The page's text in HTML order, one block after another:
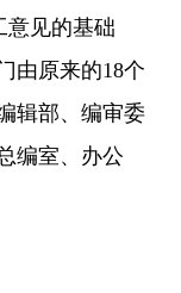
意见的基础
由原来的18个
辑部、编审委
编室、办公